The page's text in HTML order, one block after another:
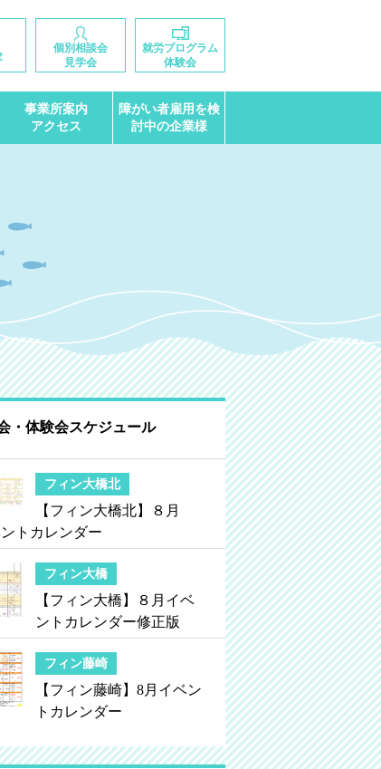
個別相談会
見学会
就労プログラム
体験会
事業所案内
アクセス
障がい者雇用を検
討中の企業様
・体験会スケジュール
フィン大橋北
【フィン大橋北】８月
トカレンダー
フィン大橋
【フィン大橋】８月イベ
ントカレンダー修正版
フィン藤崎
【フィン藤崎】8月イベン
トカレンダー